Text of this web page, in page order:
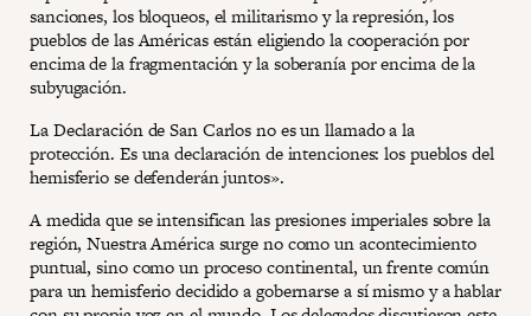
sanciones, los bloqueos, el militarismo y la represión, los
pueblos de las Américas están eligiendo la cooperación por
encima de la fragmentación y la soberanía por encima de la
subyugación.
La Declaración de San Carlos no es un llamado a la
protección. Es una declaración de intenciones: los pueblos del
hemisferio se defenderán juntos».
A medida que se intensifican las presiones imperiales sobre la
región, Nuestra América surge no como un acontecimiento
puntual, sino como un proceso continental, un frente común
para un hemisferio decidido a gobernarse a sí mismo y a hablar